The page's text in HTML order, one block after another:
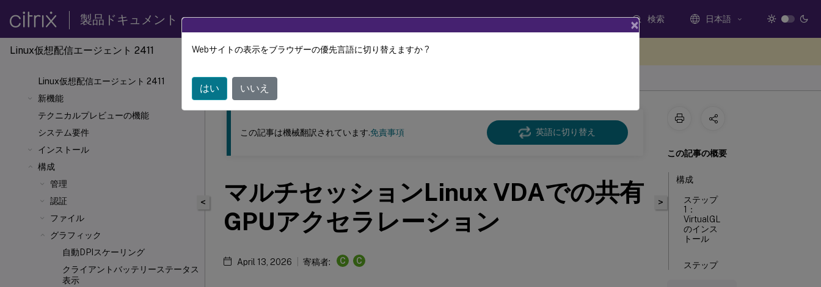
製品ドキュメント 検索 日本語
Linux仮想配信エージェント 2411
Linux仮想配信エージェント 2411
新機能
テクニカルプレビューの機能
システム要件
インストール
構成
管理
認証
ファイル
グラフィック
自動DPIスケーリング
クライアントバッテリーステータス
表示
このコンテンツは動的に機械翻訳されています。
リナックス バーチャル デリバリー エージェント
<
この記事は機械翻訳されています.免責事項 英語に切り替え
マルチセッションLinux VDAでの共有
GPUアクセラレーション
April 13, 2026 寄稿者: C C
>
この記事の概要
構成
ステップ
1：
VirtualGL
のインス
トール
ステップ
×
Webサイトの表示をブラウザーの優先言語に切り替えますか ?
はい いいえ